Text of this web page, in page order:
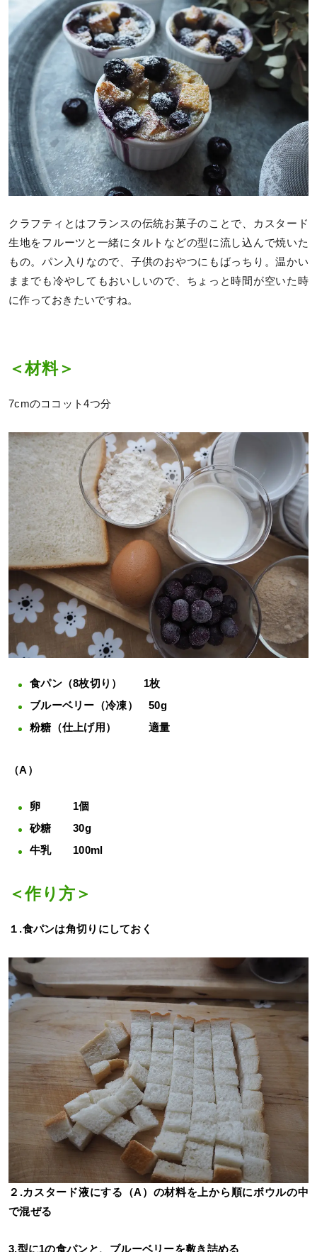
クラフティとはフランスの伝統お菓子のことで、カスタード
生地をフルーツと一緒にタルトなどの型に流し込んで焼いた
もの。パン入りなので、子供のおやつにもばっちり。温かい
ままでも冷やしてもおいしいので、ちょっと時間が空いた時
に作っておきたいですね。
＜材料＞
7cmのココット4つ分
食パン（8枚切り） 1枚
ブルーベリー（冷凍） 50g
粉糖（仕上げ用） 適量
（A）
卵 1個
砂糖 30g
牛乳 100ml
＜作り方＞
１.食パンは角切りにしておく
２.カスタード液にする（A）の材料を上から順にボウルの中
で混ぜる
3.型に1の食パンと、ブルーベリーを敷き詰める